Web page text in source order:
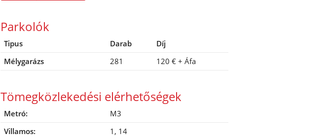
Parkolók
Tipus Darab
Díj
Mélygarázs
281 120 € + Áfa
Tömegközlekedési elérhetőségek
Metró:
M3
Villamos:
1, 14